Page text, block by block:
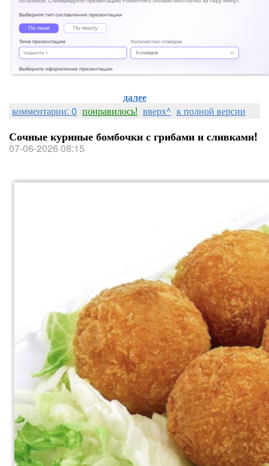
далее
комментарии: 0 понравилось! вверх^ к полной версии
Сочные куриные бомбочки с грибами и сливками!
07-06-2026 08:15